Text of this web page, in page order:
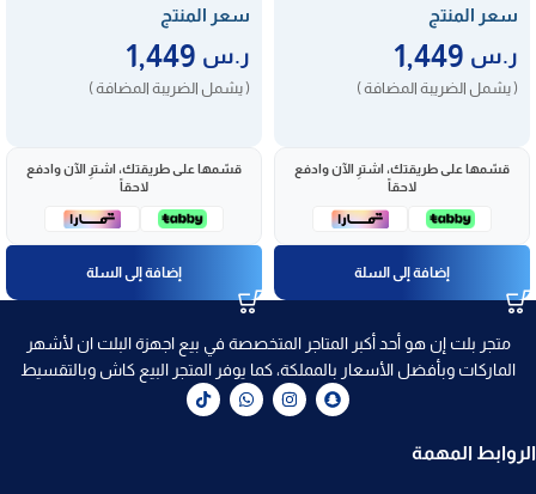
سعر المنتج
ر.س
( يشمل الضريبة المضافة )
قسّمها على طريقتك، اشترِ الآن وادفع
لاحقاً
إضافة إلى السلة
سعر المنتج
ر.س
( يشمل الضريبة المضافة )
قسّمها على طريقتك، اشترِ الآن وادفع
لاحقاً
إضافة إلى السلة
متجر بلت إن هو أحد أكبر المتاجر المتخصصة في بيع اجهزة البلت ان لأشهر
الماركات وبأفضل الأسعار بالمملكة، كما يوفر المتجر البيع كاش وبالتقسيط
الروابط المهمة